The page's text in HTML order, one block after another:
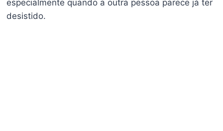
especialmente quando a outra pessoa parece já ter
desistido.